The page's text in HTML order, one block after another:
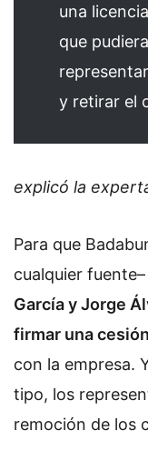
una
que
y retirar el
explicó la
Para que
cualquier
García y Jorge
firmar una
con la empresa.
tipo, los
remoción de los